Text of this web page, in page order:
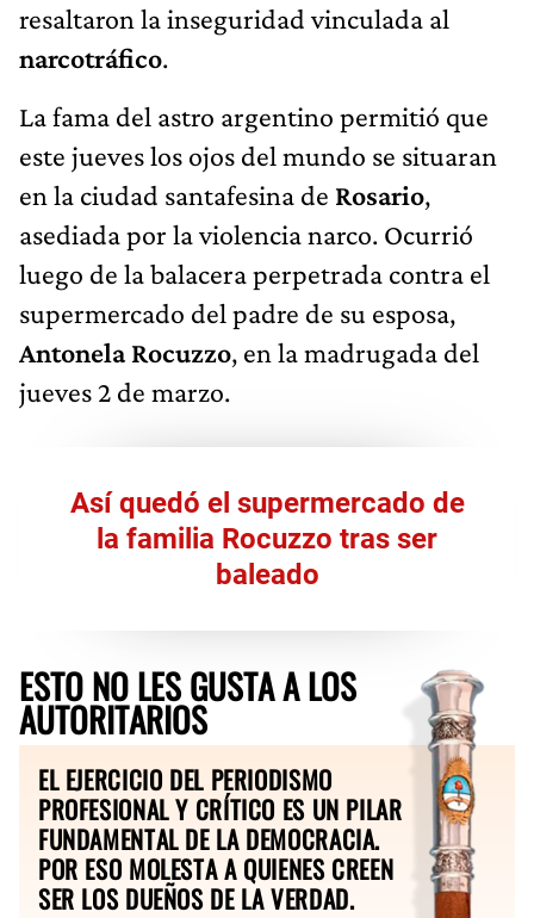
resaltaron la inseguridad vinculada al
narcotráfico.
La fama del astro argentino permitió que
este jueves los ojos del mundo se situaran
en la ciudad santafesina de Rosario,
asediada por la violencia narco. Ocurrió
luego de la balacera perpetrada contra el
supermercado del padre de su esposa,
Antonela Rocuzzo, en la madrugada del
jueves 2 de marzo.
Así quedó el supermercado de
la familia Rocuzzo tras ser
baleado
ESTO NO LES GUSTA A LOS
AUTORITARIOS
EL EJERCICIO DEL PERIODISMO
PROFESIONAL Y CRÍTICO ES UN PILAR
FUNDAMENTAL DE LA DEMOCRACIA.
POR ESO MOLESTA A QUIENES CREEN
SER LOS DUEÑOS DE LA VERDAD.